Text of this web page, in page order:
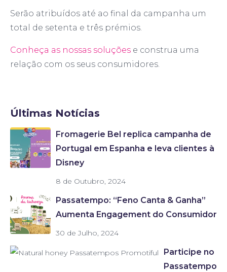
Serão atribuídos até ao final da campanha um
total de setenta e três prémios.
Conheça as nossas soluções e construa uma
relação com os seus consumidores.
Últimas Notícias
Fromagerie Bel replica campanha de
Portugal em Espanha e leva clientes à
Disney
8 de Outubro, 2024
Passatempo: “Feno Canta & Ganha”
Aumenta Engagement do Consumidor
30 de Julho, 2024
Participe no
Passatempo